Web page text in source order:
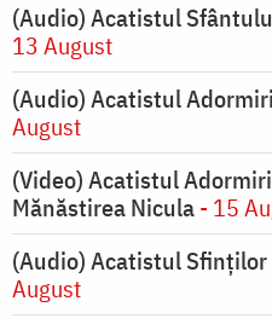
(Audio) Acatistul
13 August
(Audio) Acatistul
August
(Video) Acatistul
Mănăstirea Nicula- 15
(Audio) Acatistul
August